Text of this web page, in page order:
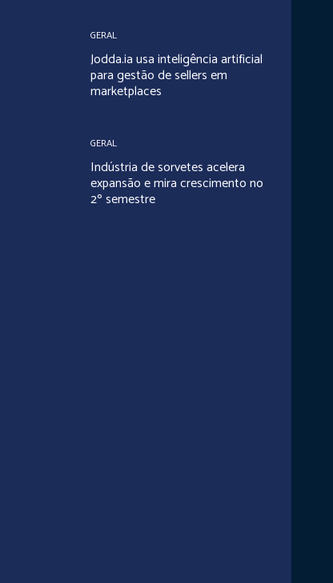
GERAL
Jodda.ia usa inteligência artificial
para gestão de sellers em
marketplaces
GERAL
Indústria de sorvetes acelera
expansão e mira crescimento no
2º semestre